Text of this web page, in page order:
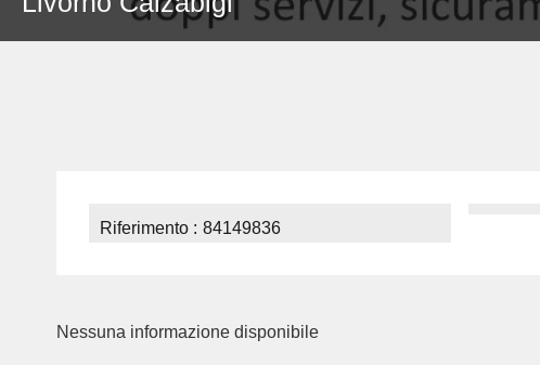
Riferimento 84149836
Nessuna informazione disponibile